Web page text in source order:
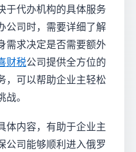
于代办机构的具体服务
公司时，需要详细了解
需求决定是否需要额外
财税公司提供全方位的
，可以帮助企业主轻松
。
体内容，有助于企业主
公司能够顺利进入俄罗